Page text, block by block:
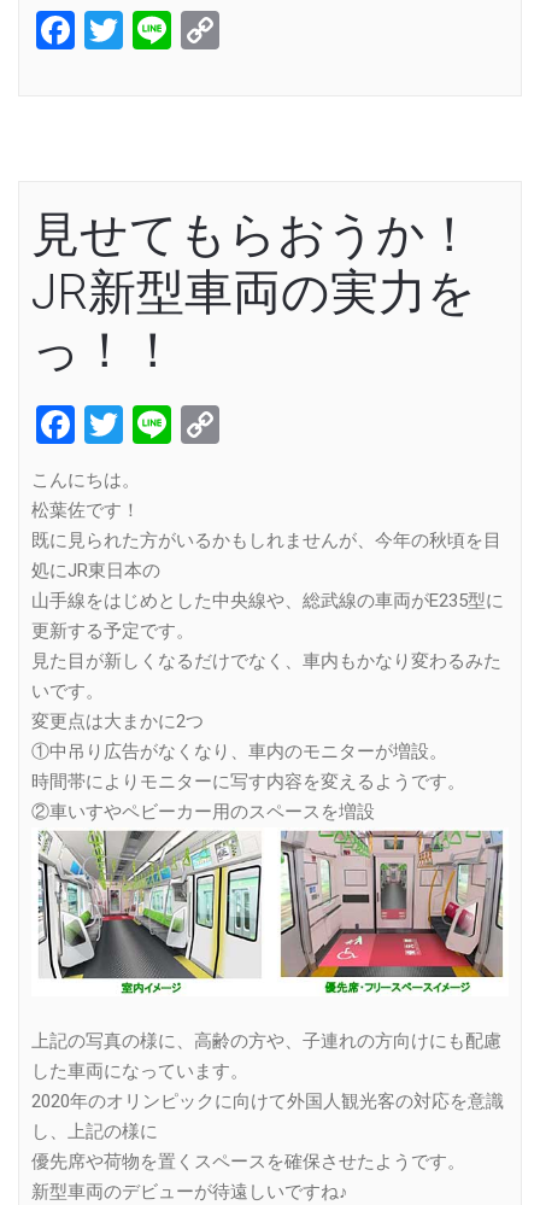
Facebook
Twitter
Line
見せてもらおうか！
JR新型車両の実力を
っ！！
Facebook
Twitter
Line
こんにちは。
松葉佐です！
既に見られた方がいるかもしれませんが、今年の秋頃を目
処にJR東日本の
山手線をはじめとした中央線や、総武線の車両がE235型に
更新する予定です。
見た目が新しくなるだけでなく、車内もかなり変わるみた
いです。
変更点は大まかに2つ
①中吊り広告がなくなり、車内のモニターが増設。
時間帯によりモニターに写す内容を変えるようです。
②車いすやペビーカー用のスペースを増設
上記の写真の様に、高齢の方や、子連れの方向けにも配慮
した車両になっています。
2020年のオリンピックに向けて外国人観光客の対応を意識
し、上記の様に
優先席や荷物を置くスペースを確保させたようです。
新型車両のデビューが待遠しいですね♪